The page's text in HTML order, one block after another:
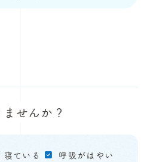
せんか？
ている
呼吸がはやい